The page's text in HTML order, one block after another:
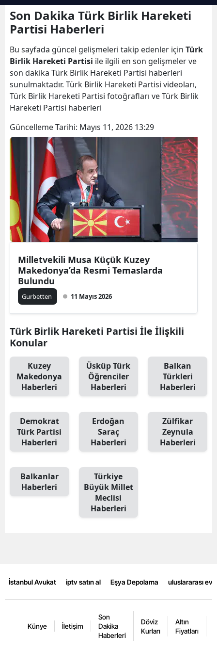
Bilecik
Bitlis
Bolu
Burdur
Çanakkale
Diyarbakır
Edirne
Erzincan
Gaziantep
Gümüşhane
Hakkari
Isparta
Mersin
İstanbul
İzmir
Kars
Kırşehir
Son Dakika Türk Birlik Hareketi
Partisi Haberleri
Bu sayfada güncel gelişmeleri takip edenler için Türk
Birlik Hareketi Partisi ile ilgili en son gelişmeler ve
son dakika Türk Birlik Hareketi Partisi haberleri
sunulmaktadır. Türk Birlik Hareketi Partisi videoları,
Türk Birlik Hareketi Partisi fotoğrafları ve Türk Birlik
Hareketi Partisi haberleri
Güncelleme Tarihi: Mayıs 11, 2026 13:29
Milletvekili Musa Küçük Kuzey
Makedonya’da Resmi Temaslarda
Bulundu
Gurbetten 11 Mayıs 2026
Türk Birlik Hareketi Partisi İle İlişkili
Konular
Kuzey
Makedonya
Haberleri
Üsküp Türk
Öğrenciler
Haberleri
Balkan
Türkleri
Haberleri
Demokrat
Türk Partisi
Haberleri
Erdoğan
Saraç
Haberleri
Zülfikar
Zeynula
Haberleri
Balkanlar
Haberleri
Türkiye
Büyük Millet
Meclisi
Haberleri
İstanbul Avukat iptv satın al Eşya Depolama uluslararası
Künye İletişim
Son
Dakika
Haberleri
Döviz
Kurları
Altın
Fiyatları